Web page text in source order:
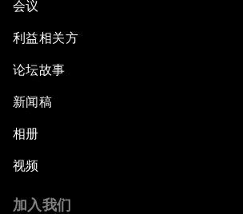
会议
利益相关方
论坛故事
新闻稿
相册
视频
加入我们